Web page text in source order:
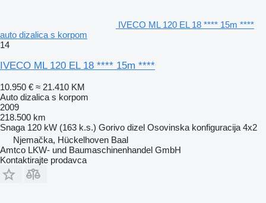
IVECO ML 120 EL 18 **** 15m ****
auto dizalica s korpom
14
IVECO ML 120 EL 18 **** 15m ****
10.950 € ≈ 21.410 KM
Auto dizalica s korpom
2009
218.500 km
Snaga 120 kW (163 k.s.) Gorivo dizel Osovinska konfiguracija 4x2
Njemačka, Hückelhoven Baal
Amtco LKW- und Baumaschinenhandel GmbH
Kontaktirajte prodavca